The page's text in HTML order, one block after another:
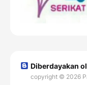
Diberdayakan
copyright © 2026